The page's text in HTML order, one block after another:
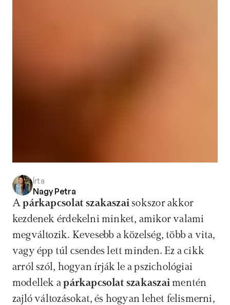
Írta
Nagy Petra
A párkapcsolat szakaszai sokszor akkor
kezdenek érdekelni minket, amikor valami
megváltozik. Kevesebb a közelség, több a vita,
vagy épp túl csendes lett minden. Ez a cikk
arról szól, hogyan írják le a pszichológiai
modellek a párkapcsolat szakaszai mentén
zajló változásokat, és hogyan lehet felismerni,